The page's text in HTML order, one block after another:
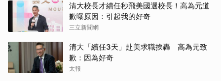
清大校長才續任秒飛美國選校長！高為元道
歉曝原因：引起我的好奇
三立新聞網
清大「續任3天」赴美求職挨轟 高為元致
歉：因為好奇
太報